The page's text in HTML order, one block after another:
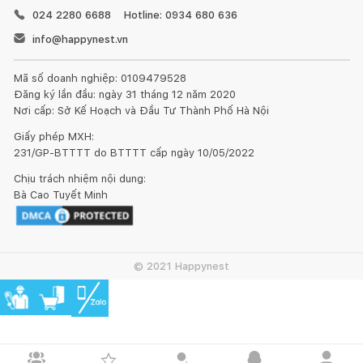
024 2280 6688
Hotline: 0934 680 636
info@happynest.vn
Mã số doanh nghiệp: 0109479528
Đăng ký lần đầu: ngày 31 tháng 12 năm 2020
Nơi cấp: Sở Kế Hoạch và Đầu Tư Thành Phố Hà Nội
Giấy phép MXH:
231/GP-BTTTT do BTTTT cấp ngày 10/05/2022
Chịu trách nhiệm nội dung:
Bà Cao Tuyết Minh
© 2021 Happynest